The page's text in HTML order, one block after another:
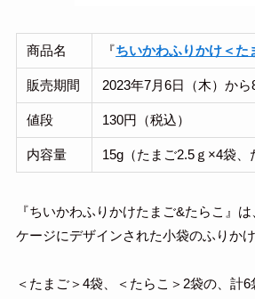
商品名 『ちいかわふりかけ＜た
販売期間 2023年7月6日（木）か
値段 130円（税込）
内容量 15g（たまご2.5ｇ×4袋、
『ちいかわふりかけたまご&たらこ』
ケージにデザインされた小袋のふりかけ
＜たまご＞4袋、＜たらこ＞2袋の、計